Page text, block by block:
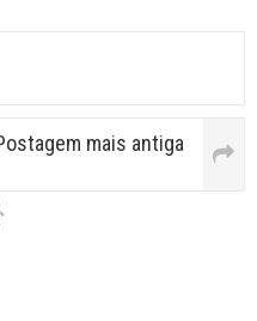
mais antiga